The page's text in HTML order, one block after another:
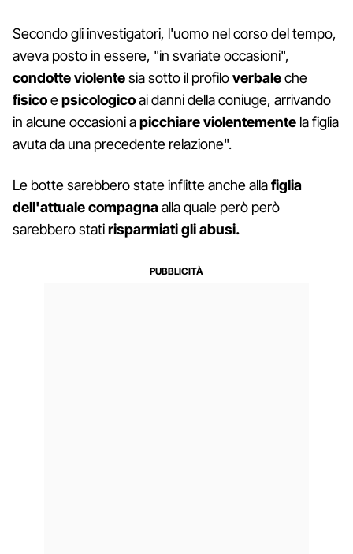
Secondo gli investigatori, l'uomo nel corso del tempo,
aveva posto in essere, "in svariate occasioni",
condotte violentesia sotto il profiloverbaleche
fisicoepsicologicoai danni della coniuge, arrivando
in alcune occasioni apicchiare violentemente la figlia
avuta da una precedente relazione".
Le botte sarebbero state inflitte anche allafiglia
dell'attuale compagnaalla quale però però
sarebbero statirisparmiati gli abusi.